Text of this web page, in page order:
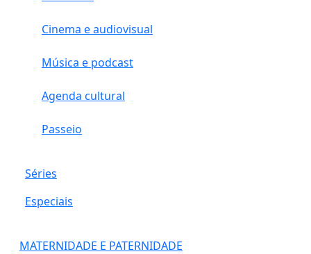
Cinema e audiovisual
Música e podcast
Agenda cultural
Passeio
Séries
Especiais
MATERNIDADE E PATERNIDADE